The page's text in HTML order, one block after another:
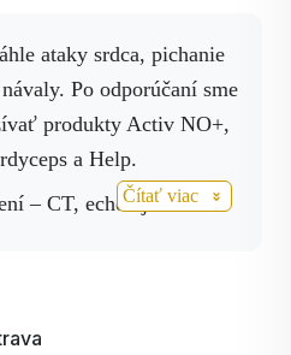
Po odporúčaní sme
produkty Activ NO+,
a Help.
🙏
Čítať viac